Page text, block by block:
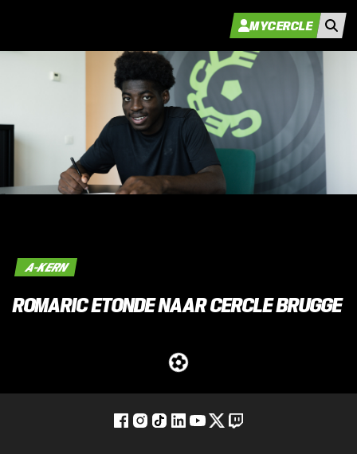
MYCERCLE
A-KERN
ROMARIC ETONDE NAAR CERCLE BRUGGE